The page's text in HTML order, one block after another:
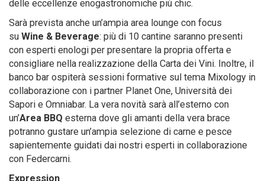
delle eccellenze enogastronomiche più chic.
Sarà prevista anche un’ampia area lounge con focus
su Wine & Beverage: più di 10 cantine saranno presenti
con esperti enologi per presentare la propria offerta e
consigliare nella realizzazione della Carta dei Vini. Inoltre, il
banco bar ospiterà sessioni formative sul tema Mixology in
collaborazione con i partner Planet One, Università dei
Sapori e Omniabar. La vera novità sarà all’esterno con
un’Area BBQ esterna dove gli amanti della vera brace
potranno gustare un’ampia selezione di carne e pesce
sapientemente guidati dai nostri esperti in collaborazione
con Federcarni.
Expression